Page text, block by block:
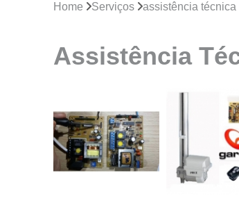
Home Serviços assistência técnica
Assistência